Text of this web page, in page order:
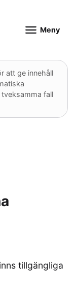
Meny
att ge innehåll
fall
tillgängliga